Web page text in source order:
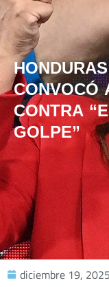
CONVOCÓ
CONTRA
GOLPE”
diciembre 19, 2025